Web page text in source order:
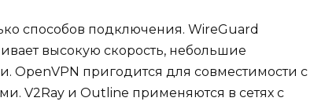
способов подключения. WireGuard
высокую скорость, небольшие
OpenVPN пригодится для совместимости с
V2Ray и Outline применяются в сетях с